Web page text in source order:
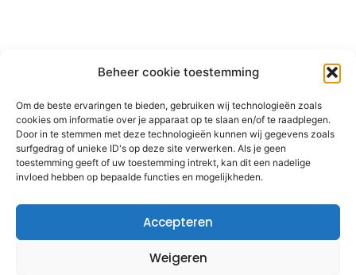
Beheer cookie toestemming
Om de beste ervaringen te bieden, gebruiken wij technologieën zoals
cookies om informatie over je apparaat op te slaan en/of te raadplegen.
Door in te stemmen met deze technologieën kunnen wij gegevens zoals
surfgedrag of unieke ID's op deze site verwerken. Als je geen
toestemming geeft of uw toestemming intrekt, kan dit een nadelige
invloed hebben op bepaalde functies en mogelijkheden.
Accepteren
Weigeren